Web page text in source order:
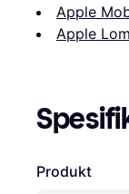
Apple
Apple
Produkt